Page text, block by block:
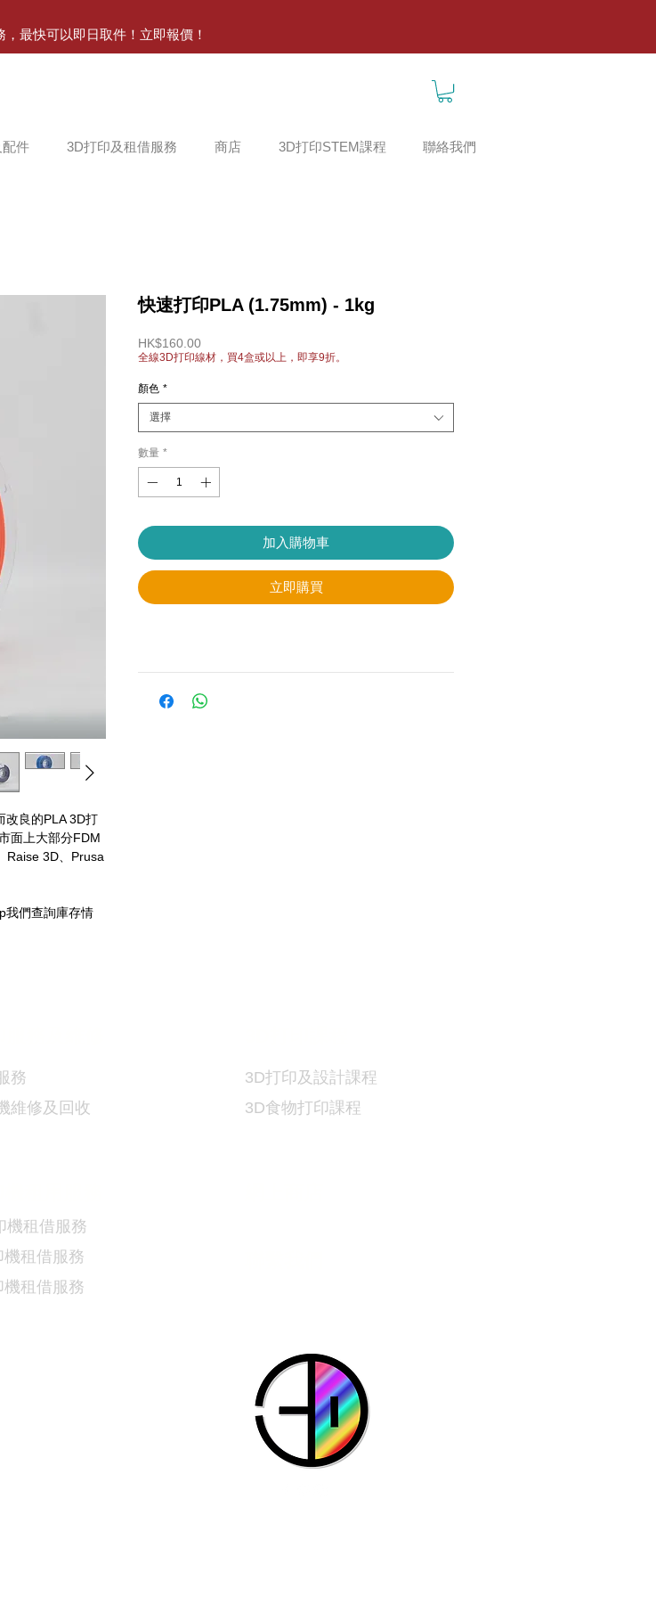
，最快可以即日取件！立即報價！
件 3D打印及租借服務 商店 3D打印STEM課程 聯絡我們
改良的PLA 3D打
面上大部分FDM
Raise 3D、Prusa
我們查詢庫存情
快速打印PLA (1.75mm) - 1kg
HK$160.00價
格
全線3D打印線材，買4盒或以上，即享9折。
顏色 *
選擇
數量 *
加入購物車
立即購買
務
維修及回收
3D打印及設計課程
3D食物打印課程
機租借服務
機租借服務
機租借服務